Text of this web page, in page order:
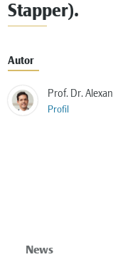
Stapper).
Autor
Prof. Dr.
Profil
News